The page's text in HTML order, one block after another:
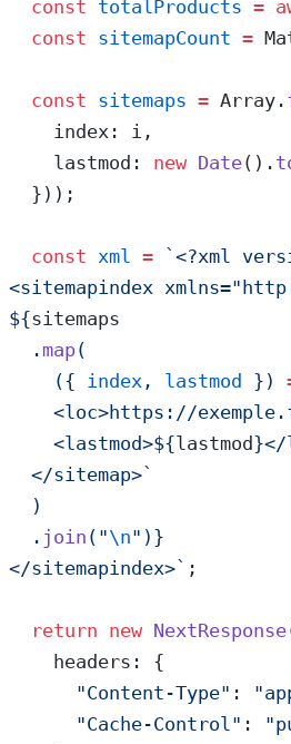
  const
totalProducts =
  const
sitemapCount =
  const
sitemaps = Array.
    index: i,
    lastmod:
new Date().
  }));
  const
xml = `<?xml
<sitemapindex
${ sitemaps
  .
map(
    ({
index , lastmod })
<loc>https://
    <lastmod>${
lastmod }</
  </sitemap>`
  )
  .
join ( "\n" ) }
</sitemapindex>` ;
  return
new NextResponse
    headers: {
      "Content-Type"
:
      "Cache-Control"
: